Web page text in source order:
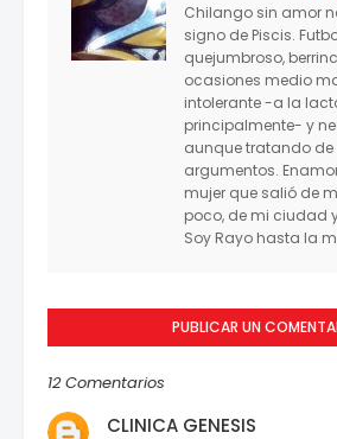
Chilango sin amor
signo de Piscis.
quejumbroso,
ocasiones medio
intolerante -a la
principalmente- y
aunque tratando de
argumentos.
mujer que salió de
poco, de mi ciudad
Soy Rayo hasta la
PUBLICAR UN
12 Comentarios
CLINICA GENESIS